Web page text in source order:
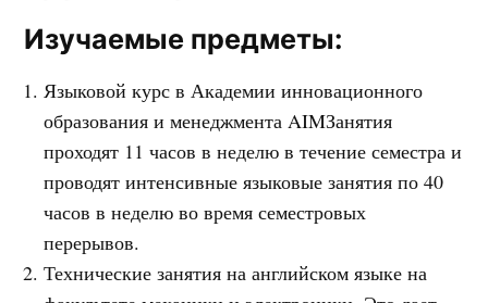
Изучаемые предметы:
Языковой курс в Академии инновационного
образования и менеджмента AIMЗанятия
проходят 11 часов в неделю в течение семестра и
проводят интенсивные языковые занятия по 40
часов в неделю во время семестровых
перерывов.
Технические занятия на английском языке на